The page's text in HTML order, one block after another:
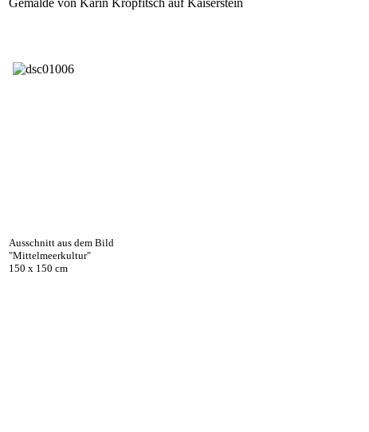
Gemälde von Karin Kropfitsch auf Kaiserstein
Ausschnitt aus dem Bild
"Mittelmeerkultur"
150 x 150 cm